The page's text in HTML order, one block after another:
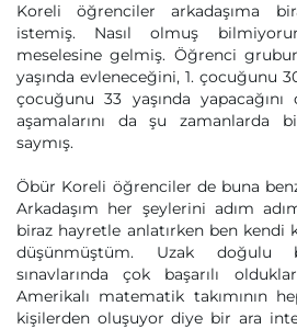
Koreli öğrenciler arkadaşıma
istemiş. Nasıl olmuş
meselesine gelmiş. Öğrenci
yaşında evleneceğini, 1. çocuğunu
çocuğunu 33 yaşında
aşamalarını da şu zamanlarda
saymış.
Öbür Koreli öğrenciler de buna
Arkadaşım her şeylerini adım
biraz hayretle anlatırken ben kendi
düşünmüştüm. Uzak doğulu
sınavlarında çok başarılı
Amerikalı matematik takımının
kişilerden oluşuyor diye bir ara